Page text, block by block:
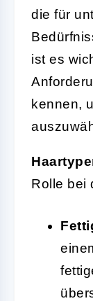
die für
ist es
kennen,
Rolle bei